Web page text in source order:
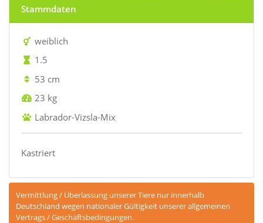
Stammdaten
weiblich
1.5
53 cm
23 kg
Labrador-Vizsla-Mix
Kastriert
Vermittlung / Überlassung unserer Tiere nur innerhalb
Deutschland wegen nationaler Gültigkeit unserer allgemeinen
Vertrags / Geschäftsbedingungen.